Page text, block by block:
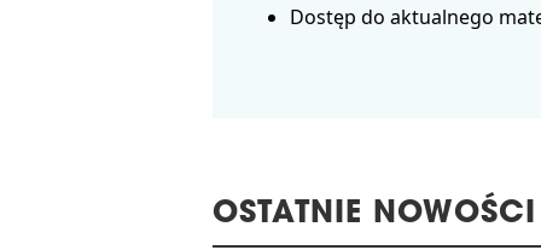
Dostęp do aktualnego
OSTATNIE NOWOŚCI